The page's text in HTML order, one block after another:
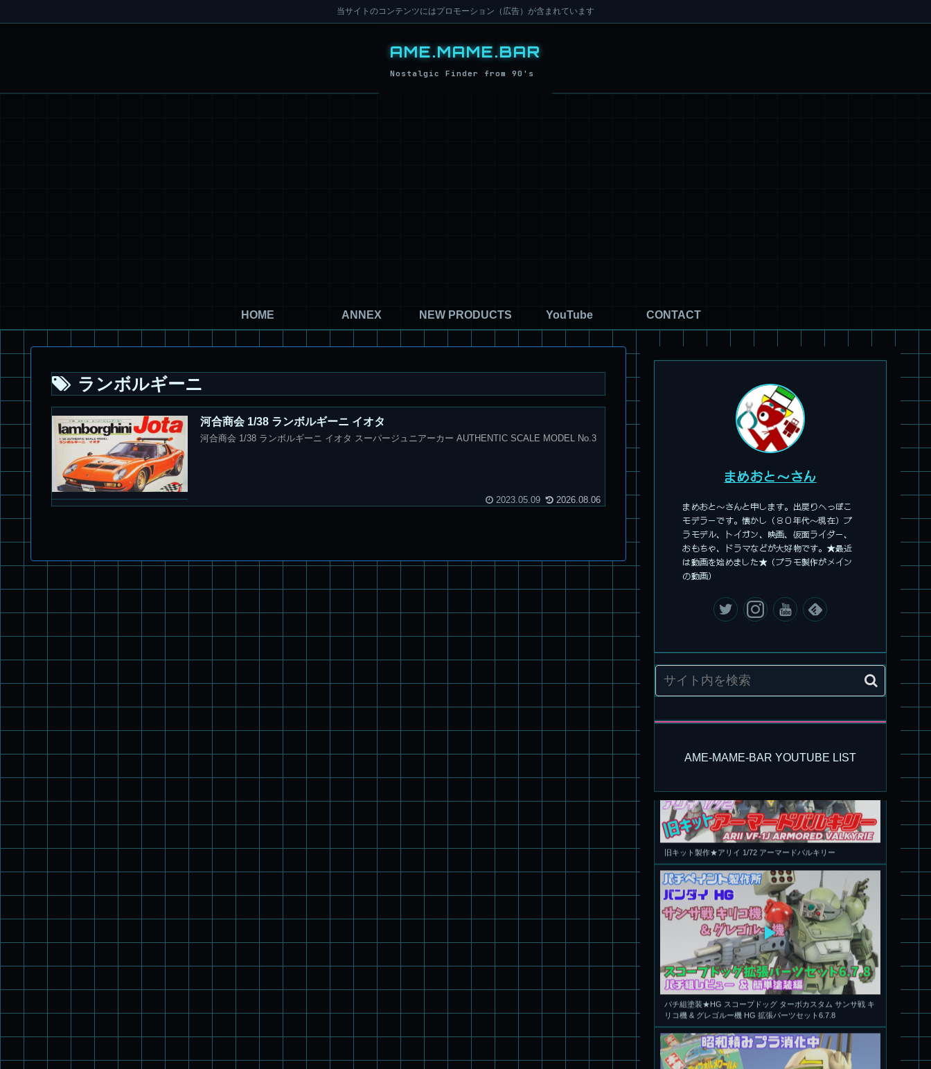
当サイトのコンテンツにはプロモーション（広告）が含まれています
HOME ANNEX NEW PRODUCTS YouTube CONTACT
ランボルギーニ
河合商会 1/38 ランボルギーニ イオタ
河合商会 1/38 ランボルギーニ イオタ スーパージュニアーカー AUTHENTIC SCALE MODEL No.3
2023.05.09 2026.08.06
まめおと～さん
まめおと～さんと申します。出戻りへっぽこ
モデラーです。懐かし（８０年代～現在）プ
ラモデル、トイガン、映画、仮面ライダー、
おもちゃ、ドラマなどが大好物です。★最近
は動画を始めました★（プラモ製作がメイン
の動画）
AME-MAME-BAR YOUTUBE LIST
旧キット製作★アオシマ ロボダッチ モビルZ
旧キット製作★アリイ 1/72 アーマードバルキリー
パチ組塗装★HG スコープドッグ ターボカスタム サンサ戦 キ
リコ機 & グレゴルー機 HG 拡張パーツセット6.7.8